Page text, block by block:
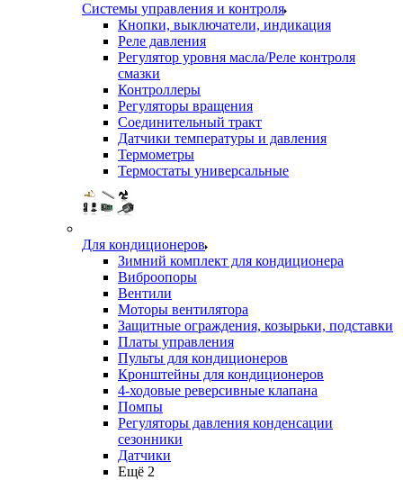
Системы управления и контроля
Кнопки, выключатели, индикация
Реле давления
Регулятор уровня масла/Реле контроля
смазки
Контроллеры
Регуляторы вращения
Соединительный тракт
Датчики температуры и давления
Термометры
Термостаты универсальные
Для кондиционеров
Зимний комплект для кондиционера
Виброопоры
Вентили
Моторы вентилятора
Защитные ограждения, козырьки, подставки
Платы управления
Пульты для кондиционеров
Кронштейны для кондиционеров
4-ходовые реверсивные клапана
Помпы
Регуляторы давления конденсации
сезонники
Датчики
Ещё 2